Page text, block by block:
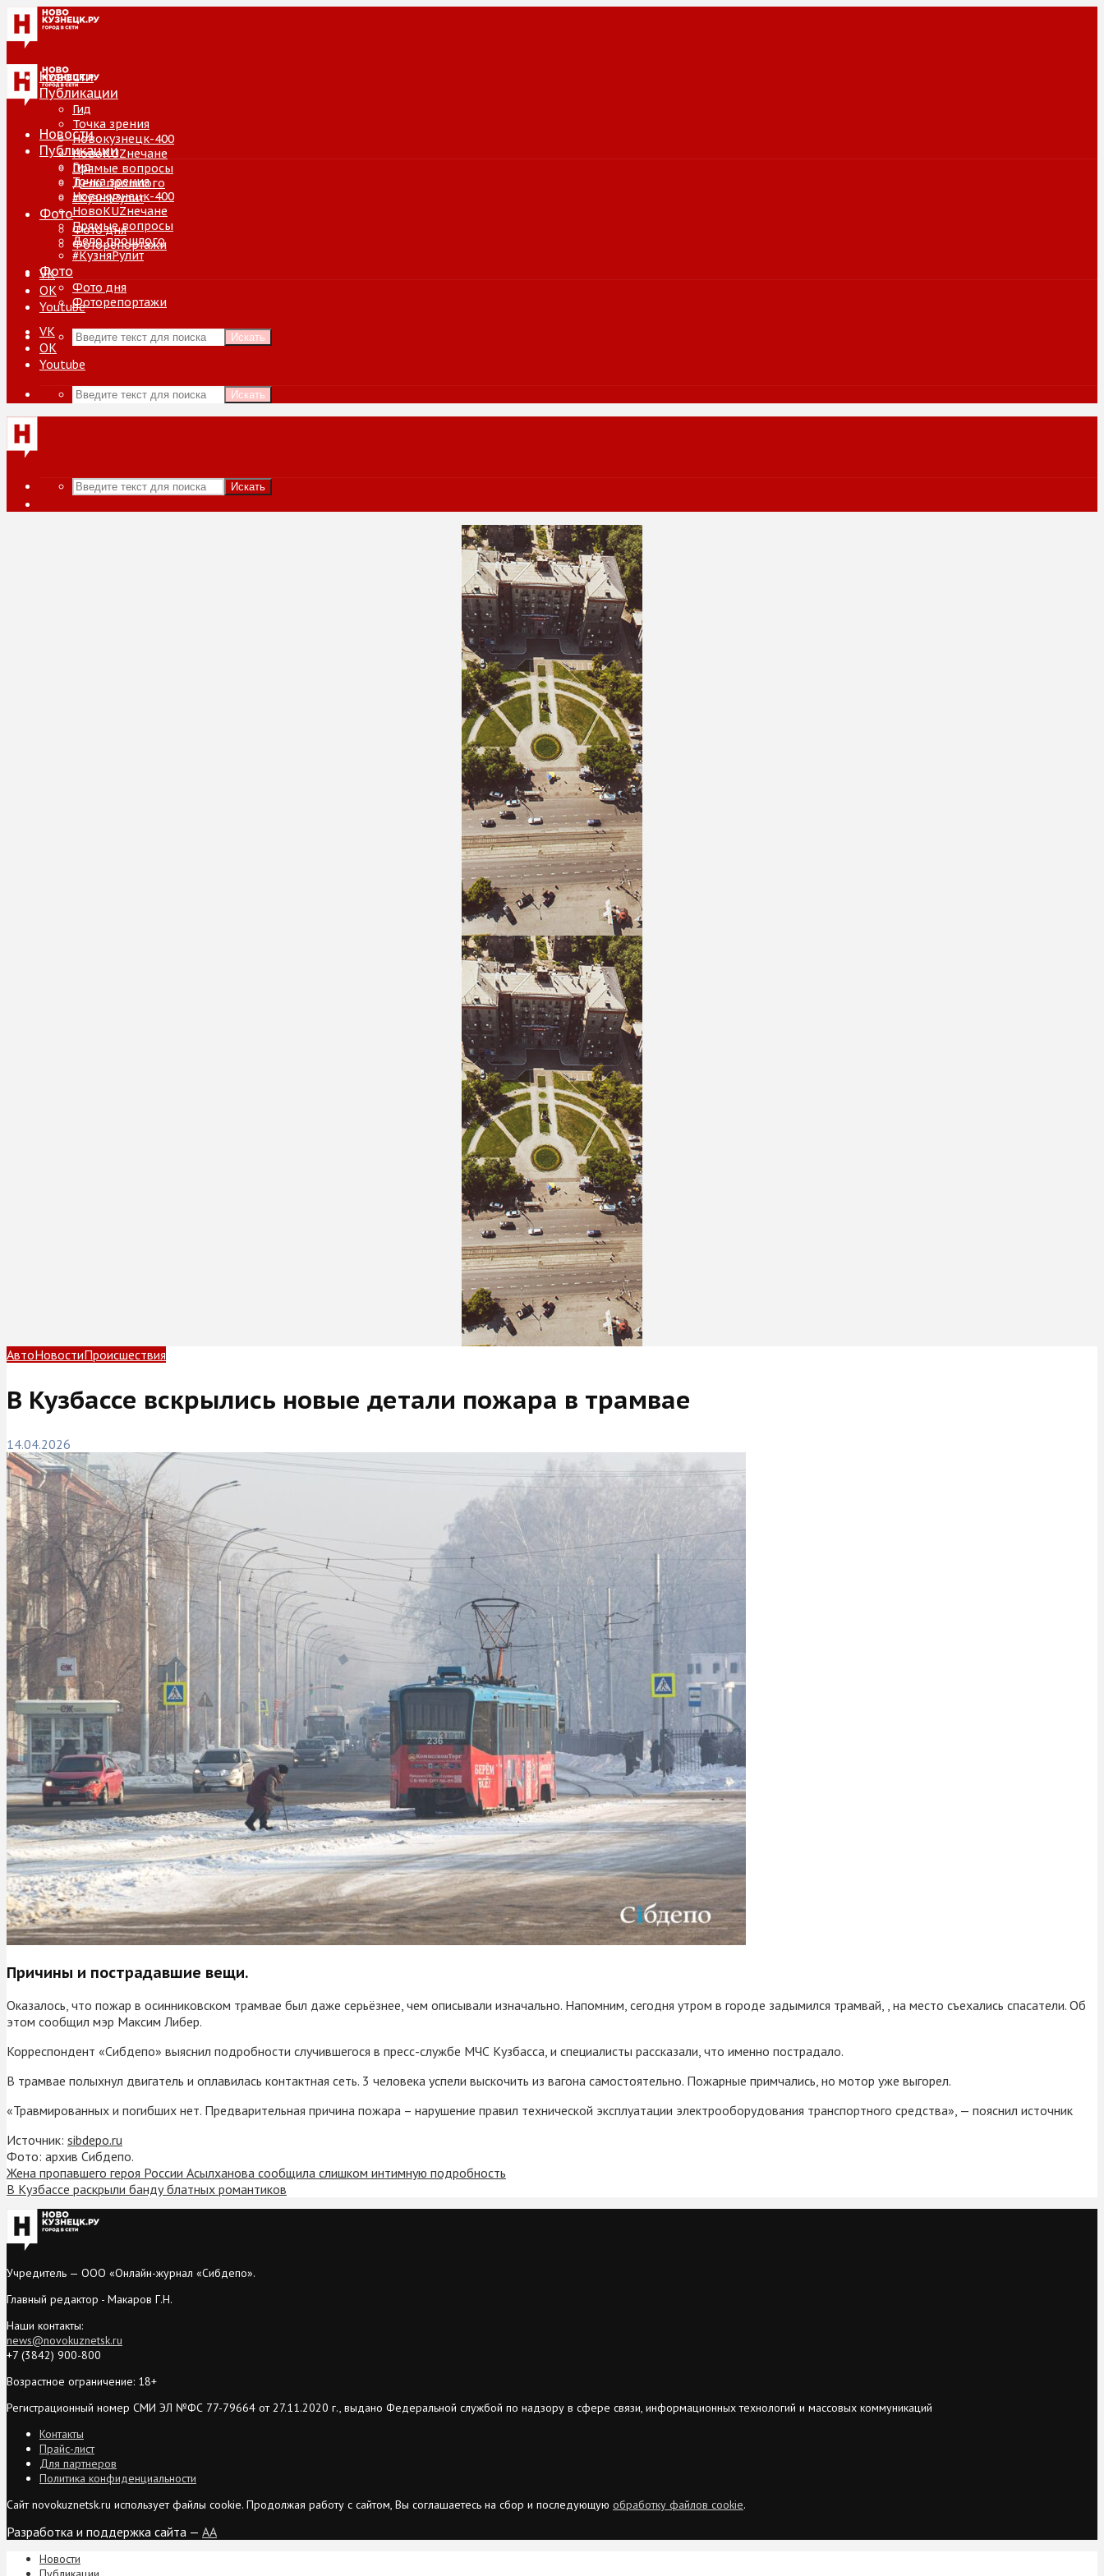
Новости
Публикации
Гид
Точка зрения
Новокузнецк-400
НовоKUZнечане
Прямые вопросы
Дело прошлого
#КузняРулит
Фото
Фото дня
Фоторепортажи
VK
ОК
Youtube
Искать
Новости
Публикации
Гид
Точка зрения
Новокузнецк-400
НовоKUZнечане
Прямые вопросы
Дело прошлого
#КузняРулит
Фото
Фото дня
Фоторепортажи
VK
ОК
Youtube
Искать
Искать
АвтоНовостиПроисшествия
В Кузбассе вскрылись новые детали пожара в трамвае
14.04.2026
Причины и пострадавшие вещи.
Оказалось, что пожар в осинниковском трамвае был даже серьёзнее, чем описывали изначально. Напомним, сегодня утром в городе задымился трамвай, , на место съехались спасатели. Об
этом сообщил мэр Максим Либер.
Корреспондент «Сибдепо» выяснил подробности случившегося в пресс-службе МЧС Кузбасса, и специалисты рассказали, что именно пострадало.
В трамвае полыхнул двигатель и оплавилась контактная сеть. 3 человека успели выскочить из вагона самостоятельно. Пожарные примчались, но мотор уже выгорел.
«Травмированных и погибших нет. Предварительная причина пожара – нарушение правил технической эксплуатации электрооборудования транспортного средства», — пояснил источник
Источник: sibdepo.ru
Фото: архив Сибдепо.
Жена пропавшего героя России Асылханова сообщила слишком интимную подробность
В Кузбассе раскрыли банду блатных романтиков
Учредитель — ООО «Онлайн-журнал «Сибдепо».
Главный редактор - Макаров Г.Н.
Наши контакты:
news@novokuznetsk.ru
+7 (3842) 900-800
Возрастное ограничение: 18+
Регистрационный номер СМИ ЭЛ №ФС 77-79664 от 27.11.2020 г., выдано Федеральной службой по надзору в сфере связи, информационных технологий и массовых коммуникаций
Контакты
Прайс-лист
Для партнеров
Политика конфиденциальности
Сайт novokuznetsk.ru использует файлы cookie. Продолжая работу с сайтом, Вы соглашаетесь на сбор и последующую обработку файлов cookie.
Разработка и поддержка сайта — AA
Новости